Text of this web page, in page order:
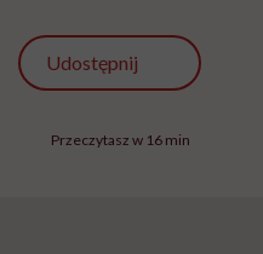
Udostępnij
Przeczytasz w 16 min